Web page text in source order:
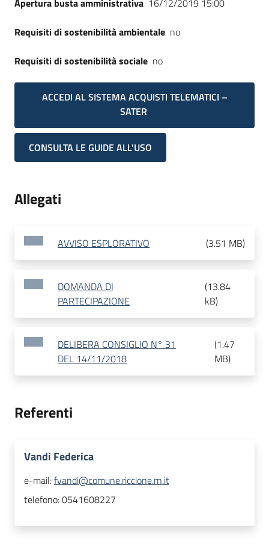
Apertura busta amministrativa 16/12/2019 15:00
Requisiti di sostenibilità ambientale no
Requisiti di sostenibilità sociale no
ACCEDI AL SISTEMA ACQUISTI TELEMATICI –
SATER
CONSULTA LE GUIDE ALL'USO
Allegati
AVVISO ESPLORATIVO (3.51 MB)
DOMANDA DI
PARTECIPAZIONE
(13.84
kB)
DELIBERA CONSIGLIO N° 31
DEL 14/11/2018
(1.47
MB)
Referenti
Vandi Federica
e-mail:fvandi@comune.riccione.rn.it
telefono:0541608227